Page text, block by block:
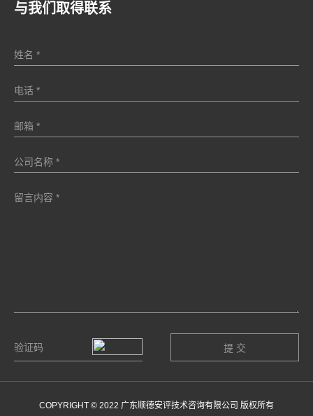
与我们取得联系
COPYRIGHT © 2022 广东顺德安评技术咨询有限公司 版权所有